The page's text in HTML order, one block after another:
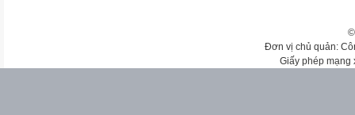
Đơn vị chủ quản:
Giấy phép mạng